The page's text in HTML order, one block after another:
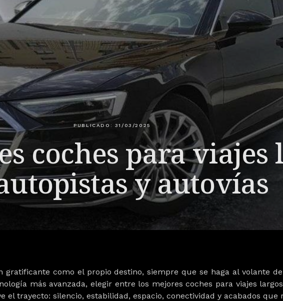
PUBLICADO: 31/03/2025
coches para viajes
y autovías
como el propio destino, siempre que se haga al volante
más avanzada, elegir entre los mejores coches para viajes largos
el trayecto: silencio, estabilidad, espacio, conectividad y acabados que